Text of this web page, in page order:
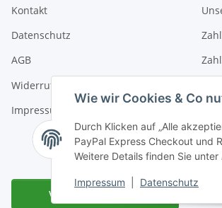
Wie wir Cookies & Co
Durch Klicken auf „Alle
PayPal Express Checkout und
Weitere Details finden Sie unter
Impressum Datenschutz
Kontakt
Datenschutz
AGB
Widerrufsrecht
Impressum
Vertrag widerrufen